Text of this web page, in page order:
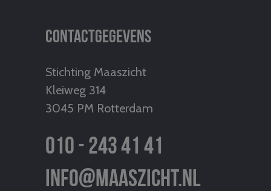
Contactgegevens
Stichting Maaszicht
Kleiweg 314
3045 PM Rotterdam
010 - 243 41 41
info@maaszicht.nl